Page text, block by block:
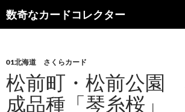
ン
ツ
へ
キ
数奇なカードコレクター
検
索
01北海道 さくらカード
松前町・松前公園
成品種「琴糸桜」